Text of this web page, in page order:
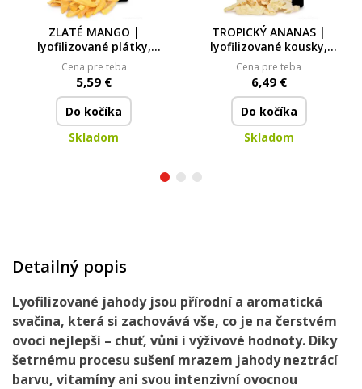
ZLATÉ MANGO |
lyofilizované plátky,
ovoce sušené mrazem |
50 g
Cena pre teba
5,59 €
Do kočíka
Skladom
TROPICKÝ ANANAS |
lyofilizované kousky,
ovoce sušené mrazem
Cena pre teba
6,49 €
Do kočíka
Skladom
Detailný popis
Lyofilizované jahody jsou přírodní a aromatická
svačina, která si zachovává vše, co je na čerstvém
ovoci nejlepší – chuť, vůni i výživové hodnoty. Díky
šetrnému procesu sušení mrazem jahody neztrácí
barvu, vitamíny ani svou intenzivní ovocnou